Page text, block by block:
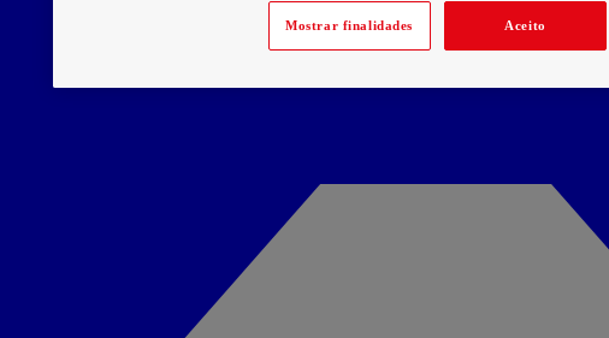
Mostrar finalidades Aceito